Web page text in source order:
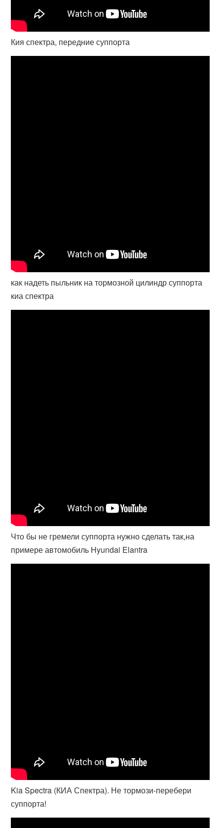
Кия спектра, передние суппорта
как надеть пыльник на тормозной цилиндр суппорта
киа спектра
Что бы не гремели суппорта нужно сделать так,на
примере автомобиль Hyundai Elantra
Kia Spectra (КИА Спектра). Не тормози-перебери
суппорта!